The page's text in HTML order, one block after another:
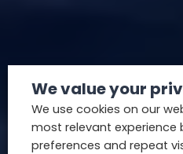
We value your
We use cookies on our
most relevant experience
preferences and repeat